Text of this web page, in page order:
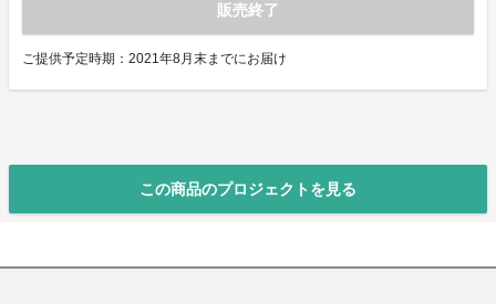
販売終了
ご提供予定時期：2021年8月末までにお届け
この商品のプロジェクトを見る